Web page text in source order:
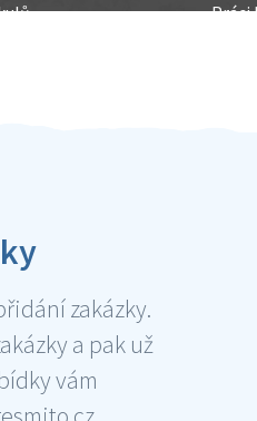
Práci
zakázky.
a pak už
vám